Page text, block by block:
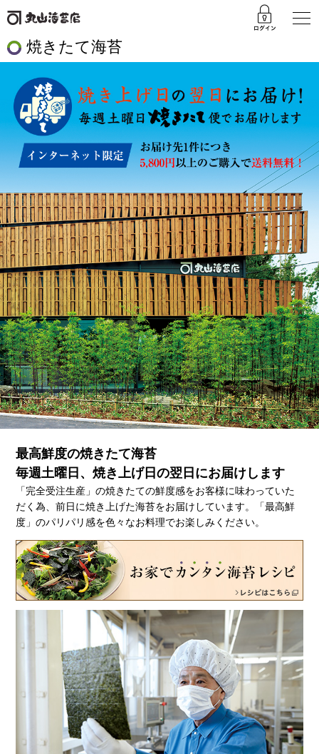
焼きたて海苔
最高鮮度の焼きたて海苔
毎週土曜日、焼き上げ日の翌日にお届けします
「完全受注生産」の焼きたての鮮度感をお客様に味わっていた
だく為、前日に焼き上げた海苔をお届けしています。「最高鮮
度」のパリパリ感を色々なお料理でお楽しみください。